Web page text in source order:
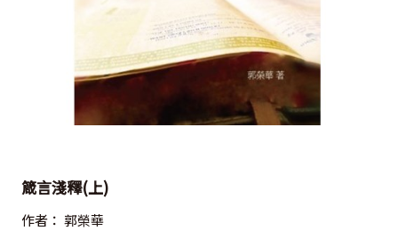
箴言淺釋(上)
作者： 郭榮華